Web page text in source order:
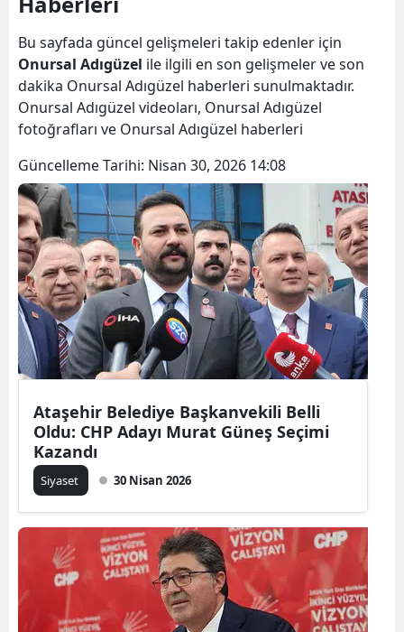
Bu sayfada güncel gelişmeleri takip edenler için
Onursal Adıgüzel ile ilgili en son gelişmeler ve son
dakika Onursal Adıgüzel haberleri sunulmaktadır.
Onursal Adıgüzel videoları, Onursal Adıgüzel
fotoğrafları ve Onursal Adıgüzel haberleri
Güncelleme Tarihi: Nisan 30, 2026 14:08
Ataşehir Belediye Başkanvekili Belli
Oldu: CHP Adayı Murat Güneş Seçimi
Kazandı
Siyaset 30 Nisan 2026